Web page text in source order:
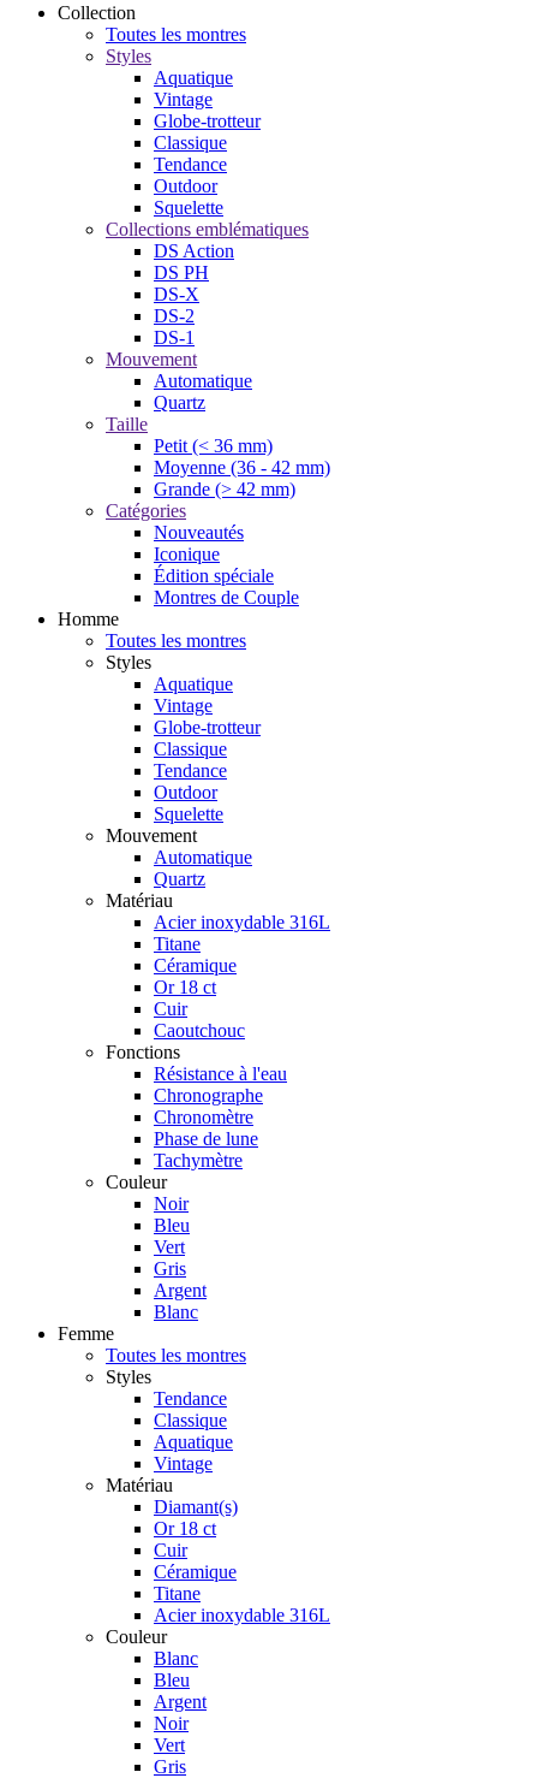
Collection
Toutes les montres
Styles
Aquatique
Vintage
Globe-trotteur
Classique
Tendance
Outdoor
Squelette
Collections emblématiques
DS Action
DS PH
DS-X
DS-2
DS-1
Mouvement
Automatique
Quartz
Taille
Petit (< 36 mm)
Moyenne (36 - 42 mm)
Grande (> 42 mm)
Catégories
Nouveautés
Iconique
Édition spéciale
Montres de Couple
Homme
Toutes les montres
Styles
Aquatique
Vintage
Globe-trotteur
Classique
Tendance
Outdoor
Squelette
Mouvement
Automatique
Quartz
Matériau
Acier inoxydable 316L
Titane
Céramique
Or 18 ct
Cuir
Caoutchouc
Fonctions
Résistance à l'eau
Chronographe
Chronomètre
Phase de lune
Tachymètre
Couleur
Noir
Bleu
Vert
Gris
Argent
Blanc
Femme
Toutes les montres
Styles
Tendance
Classique
Aquatique
Vintage
Matériau
Diamant(s)
Or 18 ct
Cuir
Céramique
Titane
Acier inoxydable 316L
Couleur
Blanc
Bleu
Argent
Noir
Vert
Gris